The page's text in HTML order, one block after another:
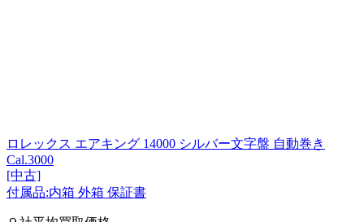
ロレックス エアキング 14000 シルバー文字盤 自動巻き
Cal.3000
[中古]
付属品:内箱 外箱 保証書